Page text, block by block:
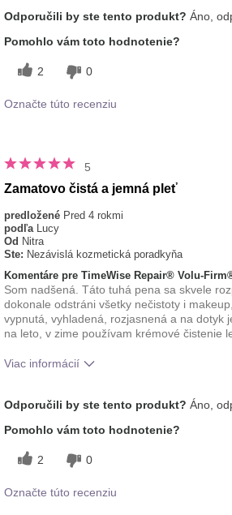
používaním tohto prípravku?
Odporučili by ste tento produkt? Áno,
Pomohlo vám toto hodnotenie?
2 0
Označte túto recenziu
5
Zamatovo čistá a jemná pleť
predložené Pred 4 rokmi
podľa Lucy
Od Nitra
Ste: Nezávislá kozmetická poradkyňa
Komentáre pre TimeWise Repair® Volu-
Som nadšená. Táto tuhá pena sa skvele
dokonale odstráni všetky nečistoty i
vypnutá, vyhladená, rozjasnená a na dotyk
na leto, v zime používam krémové čistenie
Viac informácií
používaním tohto prípravku?
Odporučili by ste tento produkt? Áno,
Pomohlo vám toto hodnotenie?
2 0
Označte túto recenziu